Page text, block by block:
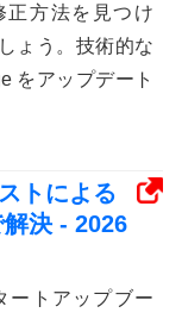
正方法を見つけ
ょう。技術的な
をアップデート
トによる
決 - 2026
ートアップブー